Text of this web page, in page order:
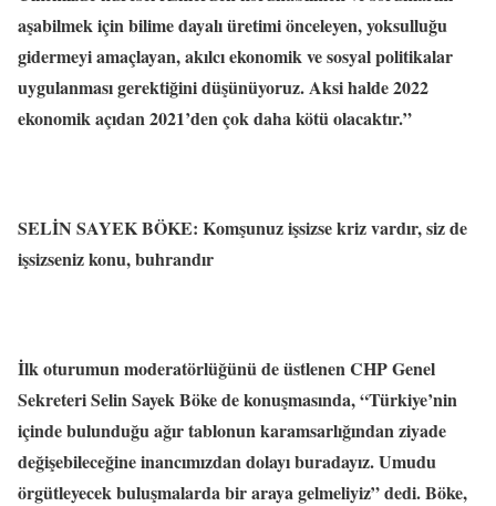
aşabilmek için bilime dayalı üretimi önceleyen, yoksulluğu
gidermeyi amaçlayan, akılcı ekonomik ve sosyal politikalar
uygulanması gerektiğini düşünüyoruz. Aksi halde 2022
ekonomik açıdan 2021’den çok daha kötü olacaktır.”
SELİN SAYEK BÖKE: Komşunuz işsizse kriz vardır, siz de
işsizseniz konu, buhrandır
İlk oturumun moderatörlüğünü de üstlenen CHP Genel
Sekreteri Selin Sayek Böke de konuşmasında, “Türkiye’nin
içinde bulunduğu ağır tablonun karamsarlığından ziyade
değişebileceğine inancımızdan dolayı buradayız. Umudu
örgütleyecek buluşmalarda bir araya gelmeliyiz” dedi. Böke,